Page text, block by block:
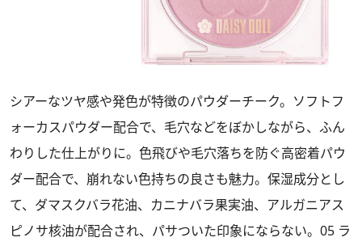
シアーなツヤ感や発色が特徴のパウダーチーク。ソフトフ
ォーカスパウダー配合で、毛穴などをぼかしながら、ふん
わりした仕上がりに。色飛びや毛穴落ちを防ぐ高密着パウ
ダー配合で、崩れない色持ちの良さも魅力。保湿成分とし
て、ダマスクバラ花油、カニナバラ果実油、アルガニアス
ピノサ核油が配合され、パサついた印象にならない。05 ラ